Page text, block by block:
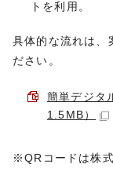
トを利用。
具体的な流れは、
ださい。
簡単デジタ
1.5MB）
※QRコードは株